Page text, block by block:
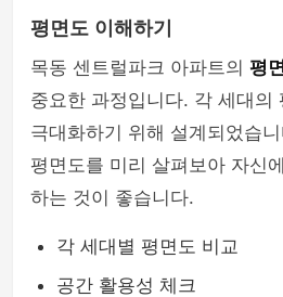
평면도 이해하기
목동 센트럴파크 아파트의 평
중요한 과정입니다. 각 세대의
극대화하기 위해 설계되었습
평면도를 미리 살펴보아 자신
하는 것이 좋습니다.
각 세대별 평면도 비교
공간 활용성 체크